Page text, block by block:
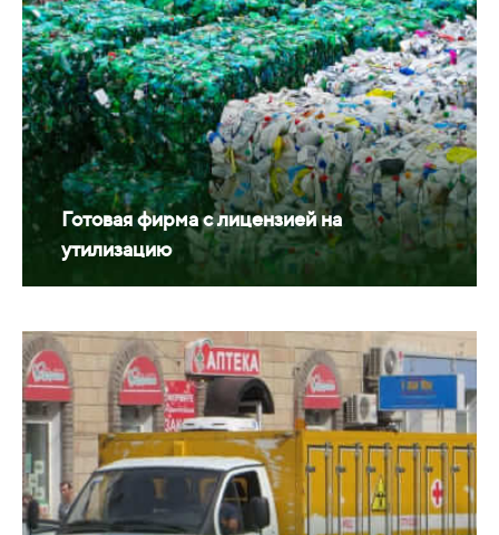
Готовая фирма с лицензией на
утилизацию